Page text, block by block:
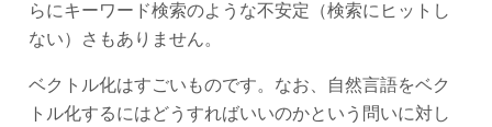
らにキーワード検索のような不安定（検索にヒットし
ない）さもありません。
ベクトル化はすごいものです。なお、自然言語をベク
トル化するにはどうすればいいのかという問いに対し